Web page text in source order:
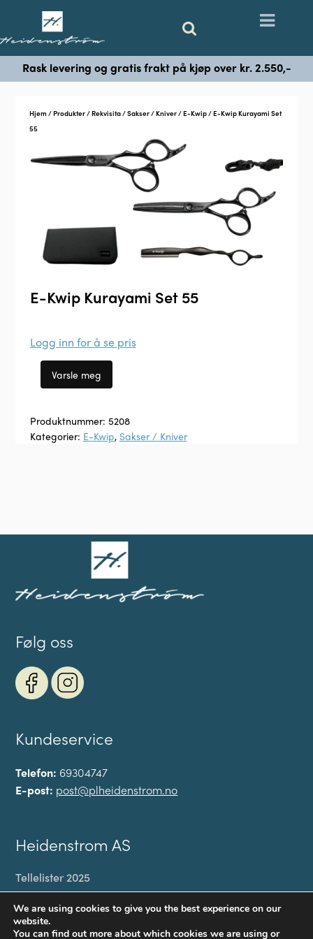
Rask levering og gratis frakt på kjøp over kr. 2.550,-
Hjem /Produkter/Rekvisita/Sakser / Kniver/E-Kwip/ E-Kwip Kurayami Set
55
E-Kwip Kurayami Set 55
Logg inn for å se pris
Produktnummer: 5208
Kategorier: E-Kwip, Sakser / Kniver
Følg oss
Kundeservice
Telefon: 69304747
E-post: post@plheidenstrom.no
Heidenstrom AS
Tellelister 2025
Til kassen
We are using cookies to give you the best experience on our
website.
You can find out more about which cookies we are using or